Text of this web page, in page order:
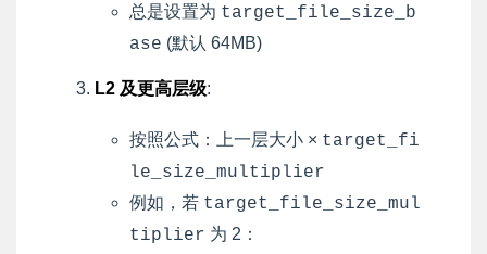
总是设置为 target_file_size_b
ase (默认 64MB)
L2 及更高层级:
按照公式：上一层大小 × target_fi
le_size_multiplier
例如，若 target_file_size_mul
tiplier 为 2：